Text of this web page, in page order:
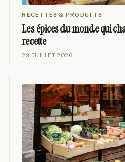
RECETTES & PRODUITS
Les épices du monde qui
recette
29 JUILLET 2026